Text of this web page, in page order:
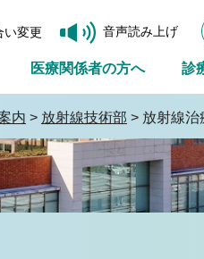
い変更 音声読み上げ
医療関係者の方へ 診
内 > 放射線技術部 > 放射線治